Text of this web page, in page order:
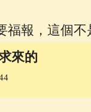
舍利寶篋印
尼佛傳
福報，這個不
來的